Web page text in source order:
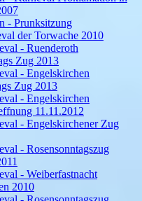
- Prunksitzung
der Torwache 2010
- Ruenderoth
Zug 2013
- Engelskirchen
Zug 2013
- Engelskirchen
11.11.2012
- Engelskirchener Zug
- Rosensonntagszug
- Weiberfastnacht
2010